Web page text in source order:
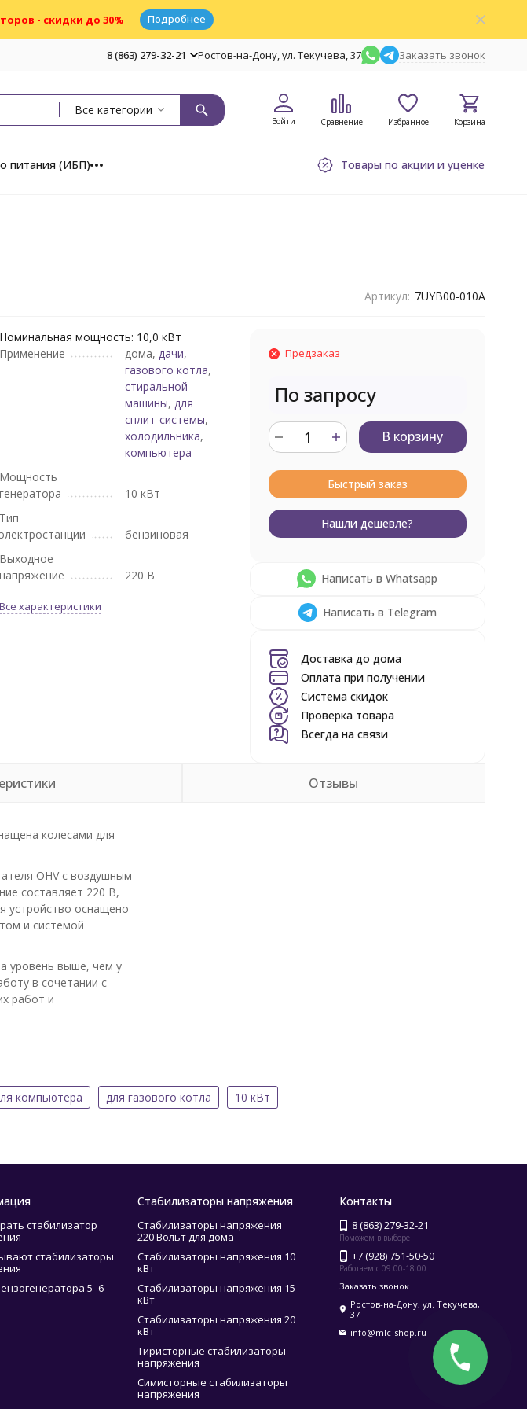
- скидки до 30% Подробнее
8 (863) 279-32-21 Ростов-на-Дону, ул. Текучева, 37 Заказать звонок
Все категории
Войти Сравнение Избранное Корзина
питания (ИБП) Товары по акции и уценке
Артикул: 7UYB00-010A
Номинальная мощность: 10,0 кВт
Применение
дома,дачи,
газового котла,
стиральной
машины,для
сплит-системы,
холодильника,
компьютера
Мощность
генератора
10 кВт
Тип
электростанции
бензиновая
Выходное
напряжение
220 В
Все характеристики
Предзаказ
По запросу
В корзину
Быстрый заказ
Нашли дешевле?
Написать в Whatsapp
Написать в Telegram
Доставка до дома
Оплата при получении
Система скидок
Проверка товара
Всегда на связи
Отзывы
колесами для
OHV с воздушным
составляет 220 В,
устройство оснащено
и системой
уровень выше, чем у
в сочетании с
работ и
компьютера для газового котла 10 кВт
стабилизатор
стабилизаторы
5- 6
Стабилизаторы напряжения
Стабилизаторы напряжения
220 Вольт для дома
Стабилизаторы напряжения 10
кВт
Стабилизаторы напряжения 15
кВт
Стабилизаторы напряжения 20
кВт
Тиристорные стабилизаторы
напряжения
Симисторные стабилизаторы
напряжения
Контакты
8 (863) 279-32-21
Поможем в выборе
+7 (928) 751-50-50
Работаем с 09:00-18:00
Заказать звонок
Ростов-на-Дону, ул. Текучева,
37
info@mlc-shop.ru